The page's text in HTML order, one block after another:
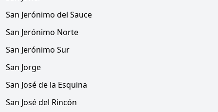
San Jerónimo del Sauce
San Jerónimo Norte
San Jerónimo Sur
San Jorge
San José de la Esquina
San José del Rincón